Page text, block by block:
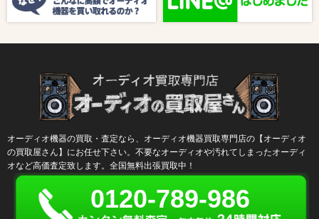
オーディオ機器の買取・査定なら、オーディオ機器買取専門店の【オーディオ
の買取屋さん】にお任せ下さい。不要なオーディオや汚れてしまったオーディ
オなど高価査定致します。全国無料出張買取中！
0120-789-986